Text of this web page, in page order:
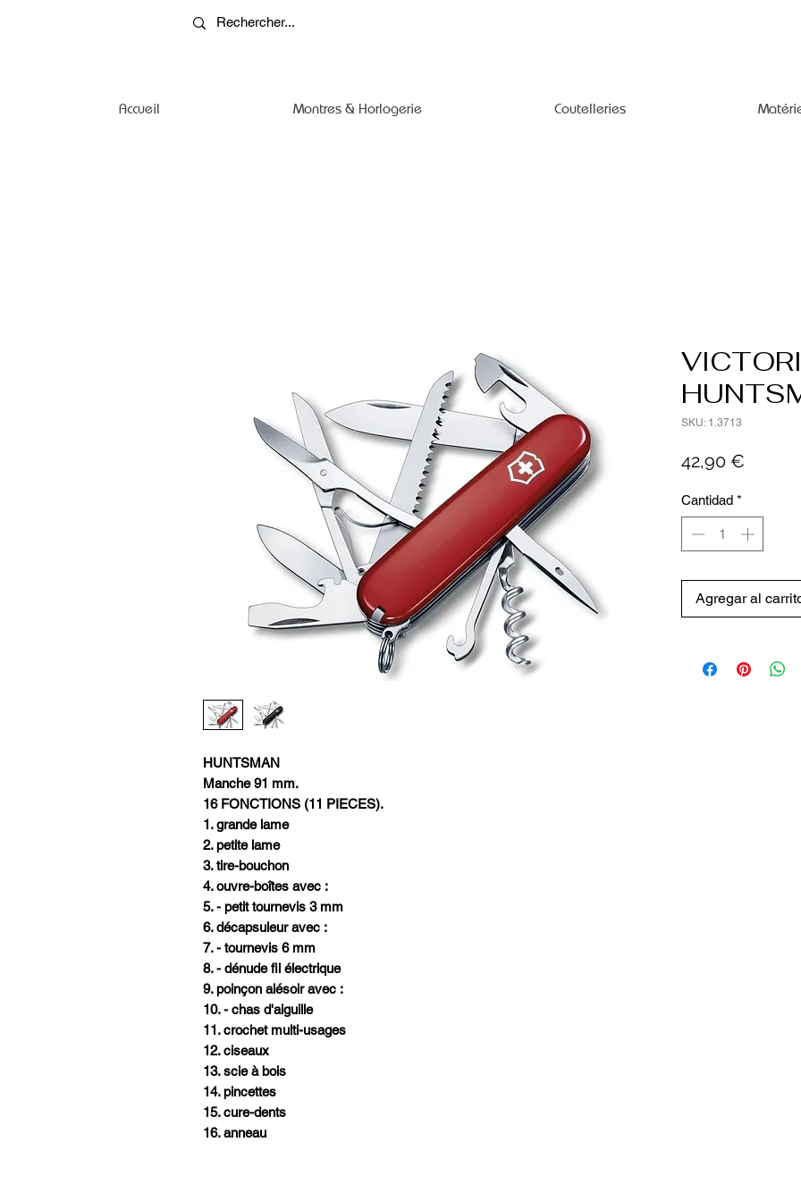
Accueil Montres & Horlogerie Coutelleries
HUNTSMAN
Manche 91 mm.
16 FONCTIONS (11 PIECES).
1. grande lame
2. petite lame
3. tire-bouchon
4. ouvre-boîtes avec :
5. - petit tournevis 3 mm
6. décapsuleur avec :
7. - tournevis 6 mm
8. - dénude fil électrique
9. poinçon alésoir avec :
10. - chas d'aiguille
11. crochet multi-usages
12. ciseaux
13. scie à bois
14. pincettes
15. cure-dents
16. anneau
SKU: 1.3713
42,90 €
Cantidad *
Agregar al